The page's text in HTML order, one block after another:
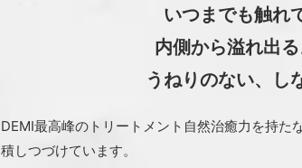
いつまでも触れ
内側から溢れ出
うねりのない、し
DEMI最高峰のトリートメント自然治癒力を持
積しつづけています。